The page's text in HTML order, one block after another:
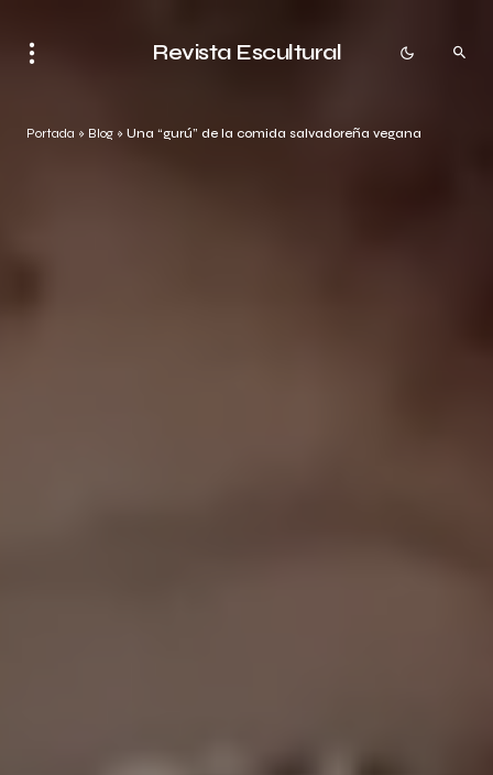
Revista Escultural
Portada » Blog » Una “gurú” de la comida salvadoreña vegana